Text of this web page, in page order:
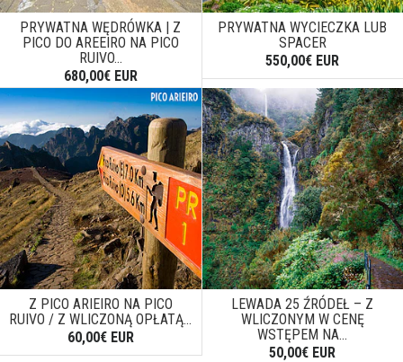
PRYWATNA WĘDRÓWKA | Z
PICO DO AREEIRO NA PICO
RUIVO...
680,00€ EUR
PRYWATNA WYCIECZKA LUB
SPACER
550,00€ EUR
Z PICO ARIEIRO NA PICO
RUIVO / Z WLICZONĄ OPŁATĄ...
60,00€ EUR
LEWADA 25 ŹRÓDEŁ – Z
WLICZONYM W CENĘ
WSTĘPEM NA...
50,00€ EUR